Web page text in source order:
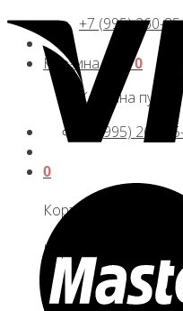
+7 (995) 260-
Корзина /
0
Корзина пуста.
+7 (995) 260-
0
Корзина
Корзина пуста.